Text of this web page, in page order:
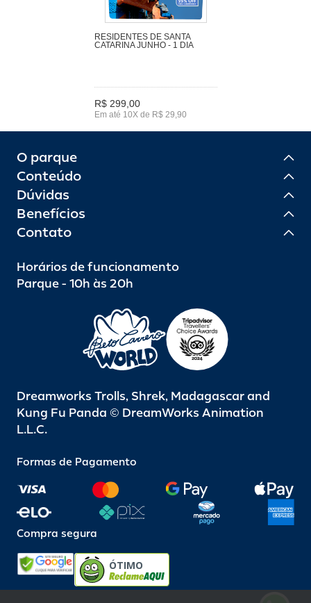
RESIDENTES DE SANTA
CATARINA JUNHO - 1 DIA
R$ 299,00
Em até 10X de R$ 29,90
O parque
Conteúdo
Dúvidas
Benefícios
Contato
Horários de funcionamento
Parque - 10h às 20h
Dreamworks Trolls, Shrek, Madagascar and
Kung Fu Panda © DreamWorks Animation
L.L.C.
Formas de Pagamento
Compra segura
ÓTIMO